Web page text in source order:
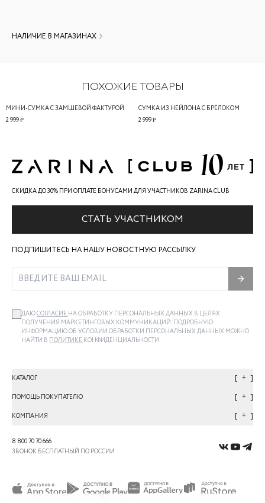
НАЛИЧИЕ В МАГАЗИНАХ
ПОХОЖИЕ ТОВАРЫ
МИНИ-СУМКА С ЗАМШЕВОЙ ФАКТУРОЙ
2 999 ₽
СУМКА ИЗ НЕЙЛОНА С БРЕЛОКОМ
2 999 ₽
СКИДКА ДО 30% ПРИ ОПЛАТЕ БОНУСАМИ ДЛЯ УЧАСТНИКОВ ZARINA CLUB
СТАТЬ УЧАСТНИКОМ
ПОДПИШИТЕСЬ НА НАШУ НОВОСТНУЮ РАССЫЛКУ
ДАЮСОГЛАСИЕ НА ОБРАБОТКУ ПЕРСОНАЛЬНЫХ ДАННЫХ В ЦЕЛЯХ
ПОЛУЧЕНИЯ МАРКЕТИНГОВЫХ КОММУНИКАЦИЙ. ПОДРОБНУЮ
ИНФОРМАЦИЮ ОБ УСЛОВИИ ОБРАБОТКИ ПЕРСОНАЛЬНЫХ ДАННЫХ МОЖНО
НАЙТИ В ПОЛИТИКЕ КОНФИДЕНЦИАЛЬНОСТИ
КАТАЛОГ +
ПОМОЩЬ ПОКУПАТЕЛЮ +
КОМПАНИЯ +
8 800 70 70 666
ЗВОНОК БЕСПЛАТНЫЙ ПО РОССИИ